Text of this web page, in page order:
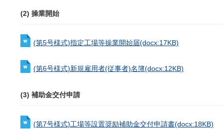
(2) 操業開始
(第5号様式)指定工場等操業開始届(docx:17KB)
(第6号様式)新規雇用者(従事者)名簿(docx:12KB)
(3) 補助金交付申請
(第7号様式)工場等設置奨励補助金交付申請書(docx:18KB)